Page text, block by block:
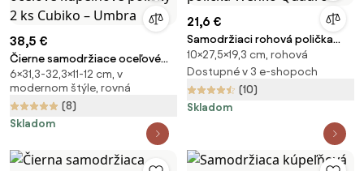
38,5 €
Čierne samodržiace oceľové
kúpeľňové poličky 2 ks Cubiko –
Umbra
6×31,3-32,3×11-12 cm, v
modernom štýle, rovná
(8)
Skladom
21,6 €
Samodržiaci rohová polička
Wenko Quadro
10×27,5×19,3 cm, rohová
Dostupné v 3 e-shopoch
(10)
Skladom